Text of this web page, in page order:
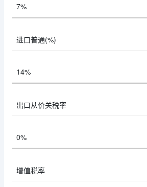
7%
进口普通(%)
14%
出口从价关税率
0%
增值税率